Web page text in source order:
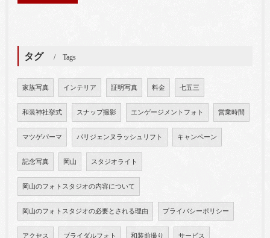
タグ Tags
家族写真 インテリア 証明写真 料金 七五三
和装神社挙式 スナップ撮影 エンゲージメントフォト 営業時間
マツゲパーマ パリジェンヌラッシュリフト キャンペーン
記念写真 岡山 スタジオライト
岡山のフォトスタジオの内容について
岡山のフォトスタジオの必要とされる理由 プライバシーポリシー
アクセス ブライダルフォト 和装前撮り サービス